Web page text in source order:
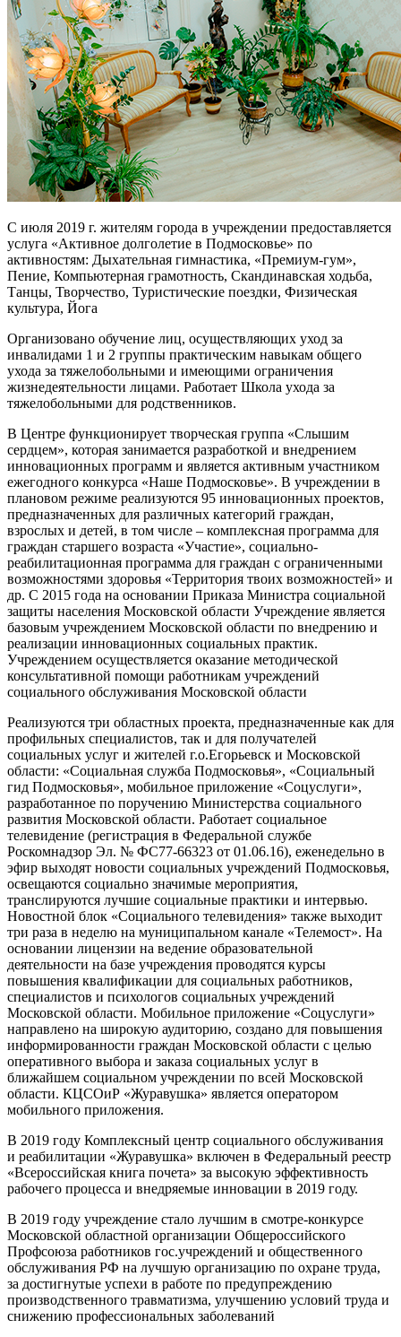
С июля 2019 г. жителям города в учреждении предоставляется
услуга «Активное долголетие в Подмосковье» по
активностям: Дыхательная гимнастика, «Премиум-гум»,
Пение, Компьютерная грамотность, Скандинавская ходьба,
Танцы, Творчество, Туристические поездки, Физическая
культура, Йога
Организовано обучение лиц, осуществляющих уход за
инвалидами 1 и 2 группы практическим навыкам общего
ухода за тяжелобольными и имеющими ограничения
жизнедеятельности лицами. Работает Школа ухода за
тяжелобольными для родственников.
В Центре функционирует творческая группа «Слышим
сердцем», которая занимается разработкой и внедрением
инновационных программ и является активным участником
ежегодного конкурса «Наше Подмосковье». В учреждении в
плановом режиме реализуются 95 инновационных проектов,
предназначенных для различных категорий граждан,
взрослых и детей, в том числе – комплексная программа для
граждан старшего возраста «Участие», социально-
реабилитационная программа для граждан с ограниченными
возможностями здоровья «Территория твоих возможностей» и
др. С 2015 года на основании Приказа Министра социальной
защиты населения Московской области Учреждение является
базовым учреждением Московской области по внедрению и
реализации инновационных социальных практик.
Учреждением осуществляется оказание методической
консультативной помощи работникам учреждений
социального обслуживания Московской области
Реализуются три областных проекта, предназначенные как для
профильных специалистов, так и для получателей
социальных услуг и жителей г.о.Егорьевск и Московской
области: «Социальная служба Подмосковья», «Социальный
гид Подмосковья», мобильное приложение «Соцуслуги»,
разработанное по поручению Министерства социального
развития Московской области. Работает социальное
телевидение (регистрация в Федеральной службе
Роскомнадзор Эл. № ФС77-66323 от 01.06.16), еженедельно в
эфир выходят новости социальных учреждений Подмосковья,
освещаются социально значимые мероприятия,
транслируются лучшие социальные практики и интервью.
Новостной блок «Социального телевидения» также выходит
три раза в неделю на муниципальном канале «Телемост». На
основании лицензии на ведение образовательной
деятельности на базе учреждения проводятся курсы
повышения квалификации для социальных работников,
специалистов и психологов социальных учреждений
Московской области. Мобильное приложение «Соцуслуги»
направлено на широкую аудиторию, создано для повышения
информированности граждан Московской области с целью
оперативного выбора и заказа социальных услуг в
ближайшем социальном учреждении по всей Московской
области. КЦСОиР «Журавушка» является оператором
мобильного приложения.
В 2019 году Комплексный центр социального обслуживания
и реабилитации «Журавушка» включен в Федеральный реестр
«Всероссийская книга почета» за высокую эффективность
рабочего процесса и внедряемые инновации в 2019 году.
В 2019 году учреждение стало лучшим в смотре-конкурсе
Московской областной организации Общероссийского
Профсоюза работников гос.учреждений и общественного
обслуживания РФ на лучшую организацию по охране труда,
за достигнутые успехи в работе по предупреждению
производственного травматизма, улучшению условий труда и
снижению профессиональных заболеваний